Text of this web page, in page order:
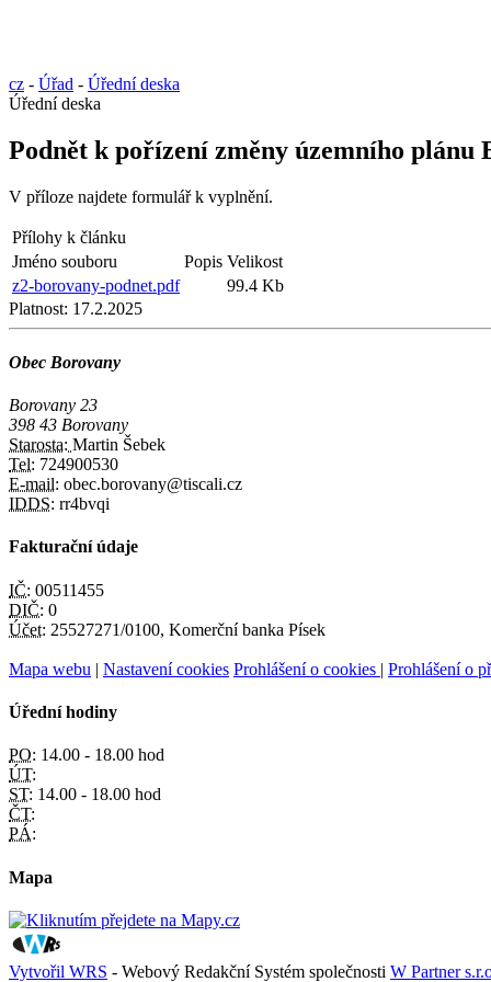
cz - Úřad - Úřední deska
Úřední deska
Podnět k pořízení změny územního plánu
V příloze najdete formulář k vyplnění.
Přílohy k článku
Jméno souboru
Popis Velikost
z2-borovany-podnet.pdf
99.4 Kb
Platnost: 17.2.2025
Obec Borovany
Borovany 23
398 43 Borovany
Starosta: Martin Šebek
Tel: 724900530
E-mail: obec.borovany@tiscali.cz
IDDS: rr4bvqi
Fakturační údaje
IČ: 00511455
DIČ: 0
Účet: 25527271/0100, Komerční banka Písek
Mapa webu | Nastavení cookies Prohlášení o cookies | Prohlášení o
Úřední hodiny
PO: 14.00 - 18.00 hod
ÚT:
ST: 14.00 - 18.00 hod
ČT:
PÁ:
Mapa
Vytvořil WRS - Webový Redakční Systém společnosti W Partner